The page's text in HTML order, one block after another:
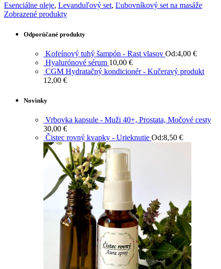
Esenciálne oleje, Levanduľový set, Ľubovníkový set na masáže
Zobrazené produkty
Odporúčané produkty
Kofeínový tuhý šampón - Rast vlasov Od:4,00 €
Hyalurónové sérum 10,00 €
CGM Hydratačný kondicionér - Kučeravý produkt
12,00 €
Novinky
Vrbovka kapsule - Muži 40+, Prostata, Močové cesty
30,00 €
Čistec rovný kvapky - Urieknutie Od:8,50 €